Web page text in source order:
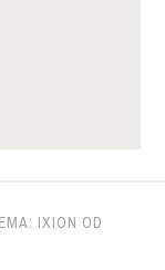
IXION OD